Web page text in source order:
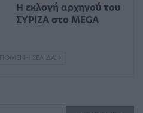
Η εκλογή αρχηγού του
ΣΥΡΙΖΑ στο MEGA
ΕΠΌΜΕΝΗ ΣΕΛΊΔΑ